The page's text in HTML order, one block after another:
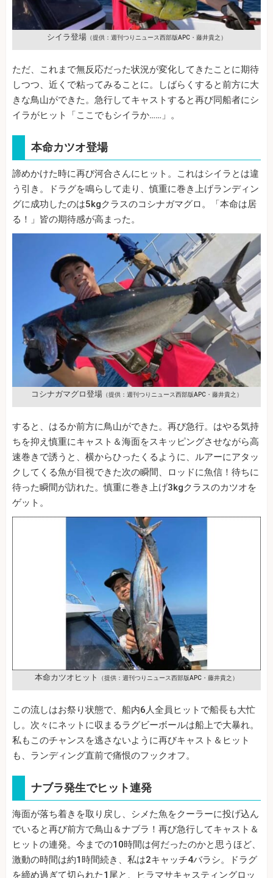
シイラ登場（提供：週刊つりニュース西部版APC・藤井貴之）
ただ、これまで無反応だった状況が変化してきたことに期待
しつつ、近くで粘ってみることに。しばらくすると前方に大
きな鳥山ができた。急行してキャストすると再び同船者にシ
イラがヒット「ここでもシイラか……」。
本命カツオ登場
諦めかけた時に再び河合さんにヒット。これはシイラとは違
う引き。ドラグを鳴らして走り、慎重に巻き上げランディン
グに成功したのは5kgクラスのコシナガマグロ。「本命は居
る！」皆の期待感が高まった。
コシナガマグロ登場（提供：週刊つりニュース西部版APC・藤井貴之）
すると、はるか前方に鳥山ができた。再び急行。はやる気持
ちを抑え慎重にキャスト＆海面をスキッピングさせながら高
速巻きで誘うと、横からひったくるように、ルアーにアタッ
クしてくる魚が目視できた次の瞬間、ロッドに魚信！待ちに
待った瞬間が訪れた。慎重に巻き上げ3kgクラスのカツオを
ゲット。
本命カツオヒット （提供：週刊つりニュース西部版APC・藤井貴之）
この流しはお祭り状態で、船内6人全員ヒットで船長も大忙
し。次々にネットに収まるラグビーボールは船上で大暴れ。
私もこのチャンスを逃さないように再びキャスト＆ヒット
も、ランディング直前で痛恨のフックオフ。
ナブラ発生でヒット連発
海面が落ち着きを取り戻し、シメた魚をクーラーに投げ込ん
でいると再び前方で鳥山＆ナブラ！再び急行してキャスト＆
ヒットの連発。今までの10時間は何だったのかと思うほど、
激動の時間は約1時間続き、私は2キャッチ4バラシ。ドラグ
を締め過ぎて切られた1尾と、ヒラマサキャスティングロッ